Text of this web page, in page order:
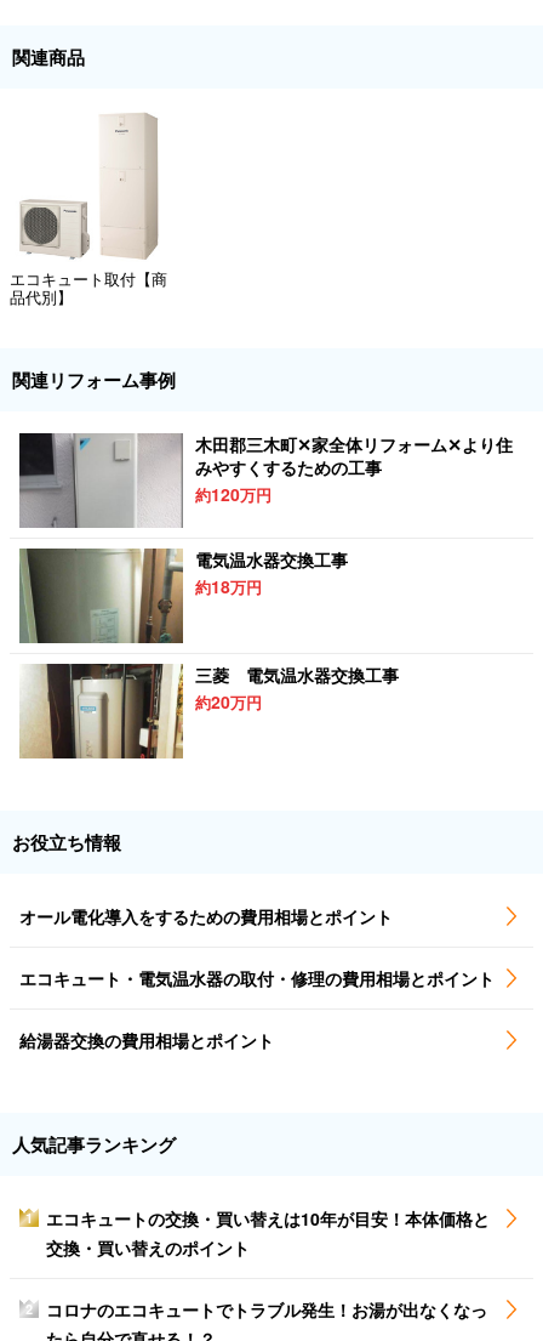
関連商品
エコキュート取付【商
品代別】
関連リフォーム事例
木田郡三木町✕家全体リフォーム✕より住
みやすくするための工事
約120万円
電気温水器交換工事
約18万円
三菱 電気温水器交換工事
約20万円
お役立ち情報
オール電化導入をするための費用相場とポイント
エコキュート・電気温水器の取付・修理の費用相場とポイント
給湯器交換の費用相場とポイント
人気記事ランキング
1
エコキュートの交換・買い替えは10年が目安！本体価格と
交換・買い替えのポイント
2
コロナのエコキュートでトラブル発生！お湯が出なくなっ